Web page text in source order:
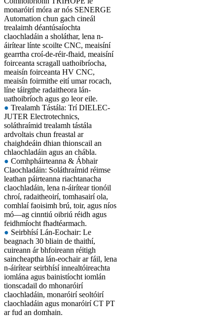
monaróirí móra ar nós SENERGE
Automation chun gach cineál
trealaimh déantúsaíochta
claochladáin a sholáthar, lena n-
áirítear línte scoilte CNC, meaisíní
gearrtha croí-de-réir-fhaid, meaisíní
foirceanta scragall uathoibríocha,
meaisín foirceanta HV CNC,
meaisín foirmithe eití umar rocach,
líne táirgthe radaitheora lán-
uathoibríoch agus go leor eile.
● Trealamh Tástála: Trí DIELEC-
JUTER Electrotechnics,
soláthraímid trealamh tástála
ardvoltais chun freastal ar
chaighdeáin dhian thionscail an
chlaochladáin agus an chábla.
● Comhpháirteanna & Ábhair
Claochladáin: Soláthraímid réimse
leathan páirteanna riachtanacha
claochladáin, lena n-áirítear tionóil
chroí, radaitheoirí, tomhasairí ola,
comhlaí faoisimh brú, toir, agus níos
mó—ag cinntiú oibriú réidh agus
feidhmíocht fhadtéarmach.
● Seirbhísí Lán-Eochair: Le
beagnach 30 bliain de thaithí,
cuireann ár bhfoireann réitigh
saincheaptha lán-eochair ar fáil, lena
n-áirítear seirbhísí innealtóireachta
iomlána agus bainistíocht iomlán
tionscadail do mhonaróirí
claochladáin, monaróirí seoltóirí
claochladáin agus monaróirí CT PT
ar fud an domhain.